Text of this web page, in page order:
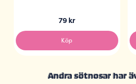
79 kr
Köp
Andra sötnosar har